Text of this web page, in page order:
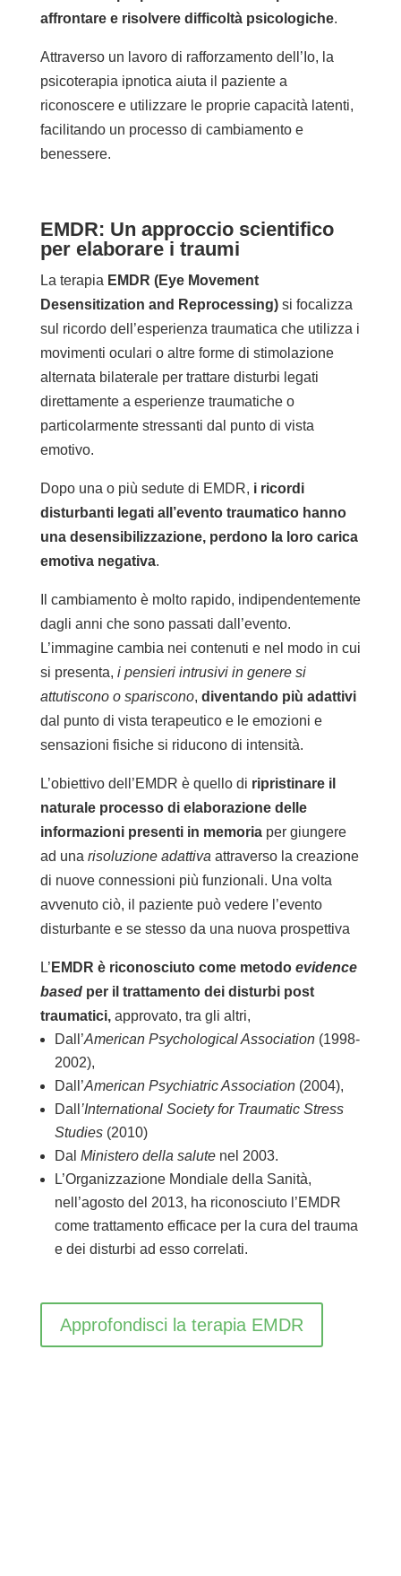
affrontare e risolvere difficoltà psicologiche.
Attraverso un lavoro di rafforzamento dell’Io, la
psicoterapia ipnotica aiuta il paziente a
riconoscere e utilizzare le proprie capacità latenti,
facilitando un processo di cambiamento e
benessere.
EMDR: Un approccio scientifico
per elaborare i traumi
La terapia EMDR (Eye Movement
Desensitization and Reprocessing) si focalizza
sul ricordo dell’esperienza traumatica che utilizza i
movimenti oculari o altre forme di stimolazione
alternata bilaterale per trattare disturbi legati
direttamente a esperienze traumatiche o
particolarmente stressanti dal punto di vista
emotivo.
Dopo una o più sedute di EMDR, i ricordi
disturbanti legati all’evento traumatico hanno
una desensibilizzazione, perdono la loro carica
emotiva negativa.
Il cambiamento è molto rapido, indipendentemente
dagli anni che sono passati dall’evento.
L’immagine cambia nei contenuti e nel modo in cui
si presenta, i pensieri intrusivi in genere si
attutiscono o spariscono, diventando più adattivi
dal punto di vista terapeutico e le emozioni e
sensazioni fisiche si riducono di intensità.
L’obiettivo dell’EMDR è quello di ripristinare il
naturale processo di elaborazione delle
informazioni presenti in memoriaper giungere
ad una risoluzione adattiva attraverso la creazione
di nuove connessioni più funzionali. Una volta
avvenuto ciò, il paziente può vedere l’evento
disturbante e se stesso da una nuova prospettiva
L’ EMDR è riconosciuto come metodo evidence
basedper il trattamento dei disturbi post
traumatici,approvato, tra gli altri,
Dall’American Psychological Association(1998-
2002),
Dall’American Psychiatric Association(2004),
Dall ’International Society for Traumatic Stress
Studies(2010)
Dal Ministero della salutenel 2003.
L’Organizzazione Mondiale della Sanità,
nell’agosto del 2013, ha riconosciuto l’EMDR
come trattamento efficace per la cura del trauma
e dei disturbi ad esso correlati.
Approfondisci la terapia EMDR